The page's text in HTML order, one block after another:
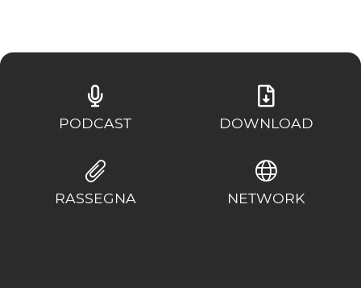
PODCAST DOWNLOAD
RASSEGNA NETWORK